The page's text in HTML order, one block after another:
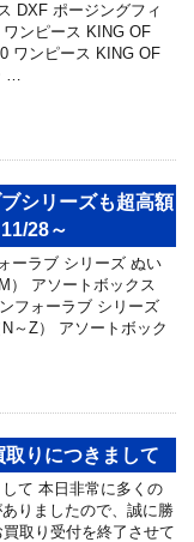
DXF ポージングフィ
ンピース KING OF
ワンピース KING OF
…
シリーズも超高額
28～
ーラブ シリーズ ぬい
） アソートボックス
フォーラブ シリーズ
～Z） アソートボック
りにつきまして
て 本日非常に多くの
りましたので、誠に勝
取り受付を終了させて